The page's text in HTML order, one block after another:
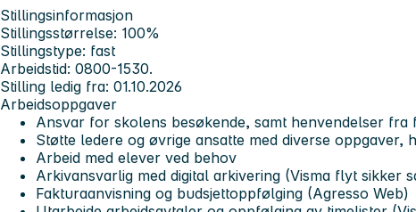
Stillingsinformasjon
Stillingsstørrelse: 100%
Stillingstype: fast
Arbeidstid: 0800-1530.
Stilling ledig fra: 01.10.2026
Arbeidsoppgaver
Ansvar for skolens besøkende, samt henvendelser fra
Støtte ledere og øvrige ansatte med diverse oppgaver,
Arbeid med elever ved behov
Arkivansvarlig med digital arkivering (Visma flyt sikker
Fakturaanvisning og budsjettoppfølging (Agresso Web)